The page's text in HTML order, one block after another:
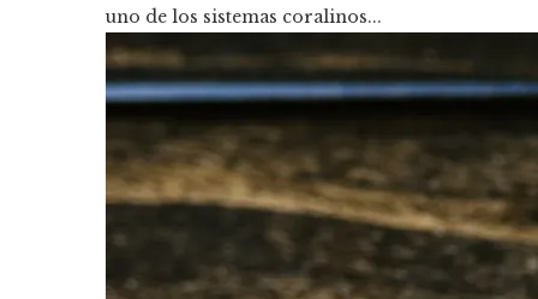
uno de los sistemas coralinos...